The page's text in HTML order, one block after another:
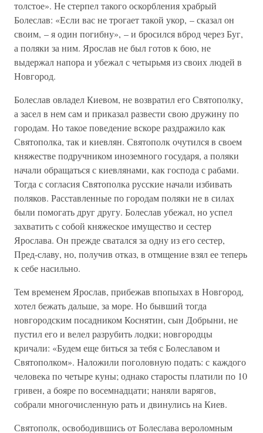
толстое». Не стерпел такого оскорбления храбрый
Болеслав: «Если вас не трогает такой укор, – сказал он
своим, – я один погибну», – и бросился вброд через Буг,
а поляки за ним. Ярослав не был готов к бою, не
выдержал напора и убежал с четырьмя из своих людей в
Новгород.
Болеслав овладел Киевом, не возвратил его Святополку,
а засел в нем сам и приказал развести свою дружину по
городам. Но такое поведение вскоре раздражило как
Святополка, так и киевлян. Святополк очутился в своем
княжестве подручником иноземного государя, а поляки
начали обращаться с киевлянами, как господа с рабами.
Тогда с согласия Святополка русские начали избивать
поляков. Расставленные по городам поляки не в силах
были помогать друг другу. Болеслав убежал, но успел
захватить с собой княжеское имущество и сестер
Ярослава. Он прежде сватался за одну из его сестер,
Пред-славу, но, получив отказ, в отмщение взял ее теперь
к себе насильно.
Тем временем Ярослав, прибежав впопыхах в Новгород,
хотел бежать дальше, за море. Но бывший тогда
новгородским посадником Коснятин, сын Добрыни, не
пустил его и велел разрубить лодки; новгородцы
кричали: «Будем еще биться за тебя с Болеславом и
Святополком». Наложили поголовную подать: с каждого
человека по четыре куны; однако старосты платили по 10
гривен, а бояре по восемнадцати; наняли варягов,
собрали многочисленную рать и двинулись на Киев.
Святополк, освободившись от Болеслава вероломным